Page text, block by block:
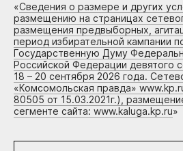
«Сведения о размере и других
размещению на страницах
размещения предвыборных,
период избирательной кампании
Государственную Думу
Российской Федерации девятого
18 – 20 сентября 2026 года.
«Комсомольская правда»
80505 от 15.03.2021г.),
сегменте сайта: www.kaluga.kp.ru»